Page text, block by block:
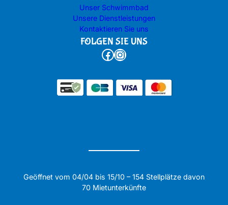
Unser Schwimmbad
Unsere Dienstleistungen
Kontaktieren Sie uns
FOLGEN SIE UNS
Facebook Instagram
Geöffnet vom 04/04 bis 15/10 – 154 Stellplätze davon
70 Mietunterkünfte